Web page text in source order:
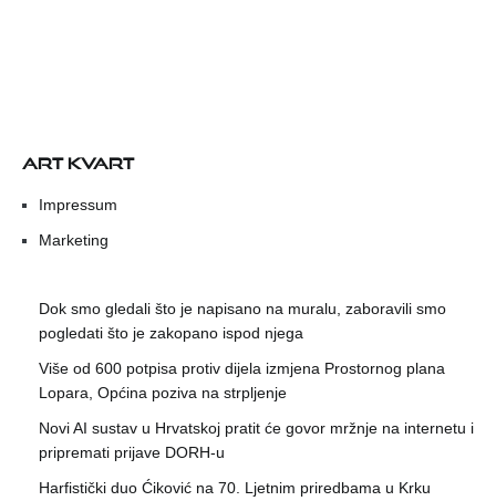
ART KVART
Impressum
Marketing
Dok smo gledali što je napisano na muralu, zaboravili smo
pogledati što je zakopano ispod njega
Više od 600 potpisa protiv dijela izmjena Prostornog plana
Lopara, Općina poziva na strpljenje
Novi AI sustav u Hrvatskoj pratit će govor mržnje na internetu i
pripremati prijave DORH-u
Harfistički duo Ćiković na 70. Ljetnim priredbama u Krku